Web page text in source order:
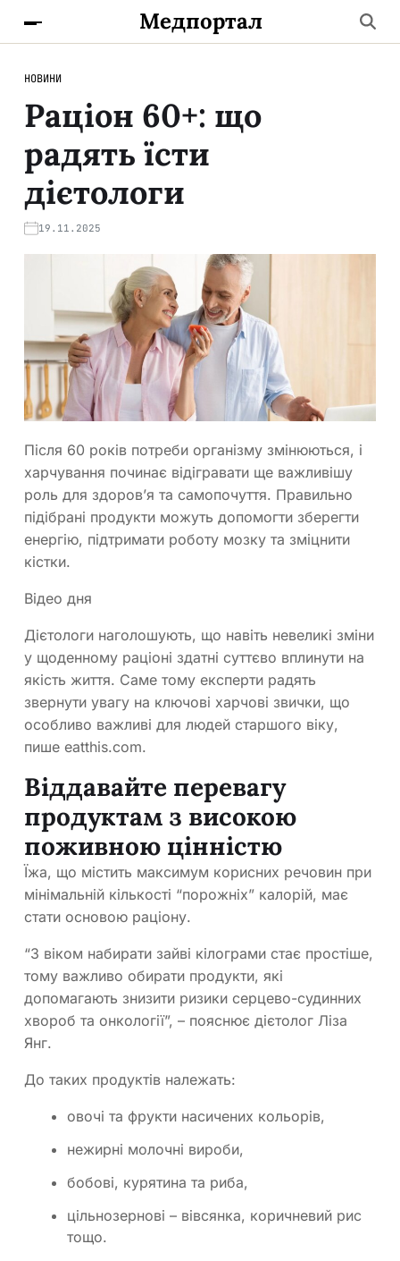
Медпортал
НОВИНИ
Раціон 60+: що
радять їсти
дієтологи
19.11.2025
Після 60 років потреби організму змінюються, і
харчування починає відігравати ще важливішу
роль для здоров’я та самопочуття. Правильно
підібрані продукти можуть допомогти зберегти
енергію, підтримати роботу мозку та зміцнити
кістки.
Відео дня
Дієтологи наголошують, що навіть невеликі зміни
у щоденному раціоні здатні суттєво вплинути на
якість життя. Саме тому експерти радять
звернути увагу на ключові харчові звички, що
особливо важливі для людей старшого віку,
пише eatthis.com.
Віддавайте перевагу
продуктам з високою
поживною цінністю
Їжа, що містить максимум корисних речовин при
мінімальній кількості “порожніх” калорій, має
стати основою раціону.
“З віком набирати зайві кілограми стає простіше,
тому важливо обирати продукти, які
допомагають знизити ризики серцево-судинних
хвороб та онкології”, – пояснює дієтолог Ліза
Янг.
До таких продуктів належать:
овочі та фрукти насичених кольорів,
нежирні молочні вироби,
бобові, курятина та риба,
цільнозернові – вівсянка, коричневий рис
тощо.